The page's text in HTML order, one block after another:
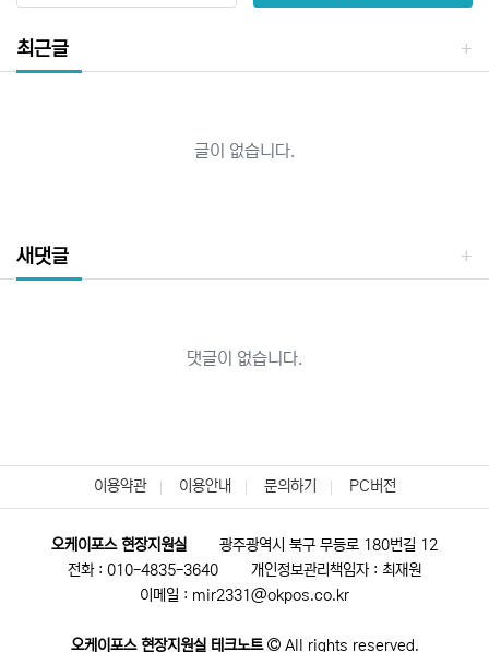
최근글
글이 없습니다.
새댓글
댓글이 없습니다.
이용약관 이용안내 문의하기 PC버전
오케이포스 현장지원실
광주광역시 북구 무등로 180번길 12
전화 : 010-4835-3640
개인정보관리책임자 : 최재원
이메일 : mir2331@okpos.co.kr
오케이포스 현장지원실 테크노트 All rights reserved.